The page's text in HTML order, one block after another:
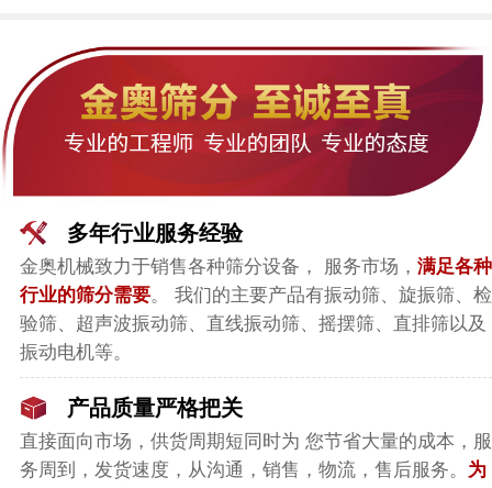
多年行业服务经验
金奥机械致力于销售各种筛分设备， 服务市场， 满足各种
行业的筛分需要。 我们的主要产品有振动筛、旋振筛、检
验筛、超声波振动筛、直线振动筛、摇摆筛、直排筛以及
振动电机等。
产品质量严格把关
直接面向市场， 供货周期短同时为 您节省大量的成本，服
务周到，发货速度，从沟通，销售，物流，售后服务。 为